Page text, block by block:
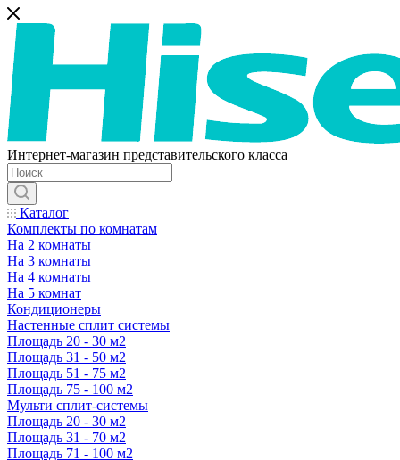
Интернет-магазин представительского класса
Каталог
Комплекты по комнатам
На 2 комнаты
На 3 комнаты
На 4 комнаты
На 5 комнат
Кондиционеры
Настенные сплит системы
Площадь 20 - 30 м2
Площадь 31 - 50 м2
Площадь 51 - 75 м2
Площадь 75 - 100 м2
Мульти сплит-системы
Площадь 20 - 30 м2
Площадь 31 - 70 м2
Площадь 71 - 100 м2